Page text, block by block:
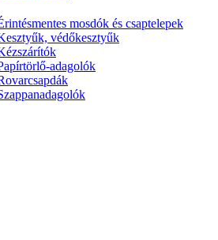
mosdók és csaptelepek
védőkesztyűk
adagolók